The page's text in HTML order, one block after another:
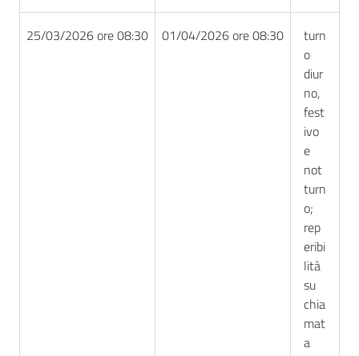
25/03/2026 ore 08:30 01/04/2026 ore 08:30
turn
o
diur
no,
fest
ivo
e
not
turn
o;
rep
eribi
lità
su
chia
mat
a